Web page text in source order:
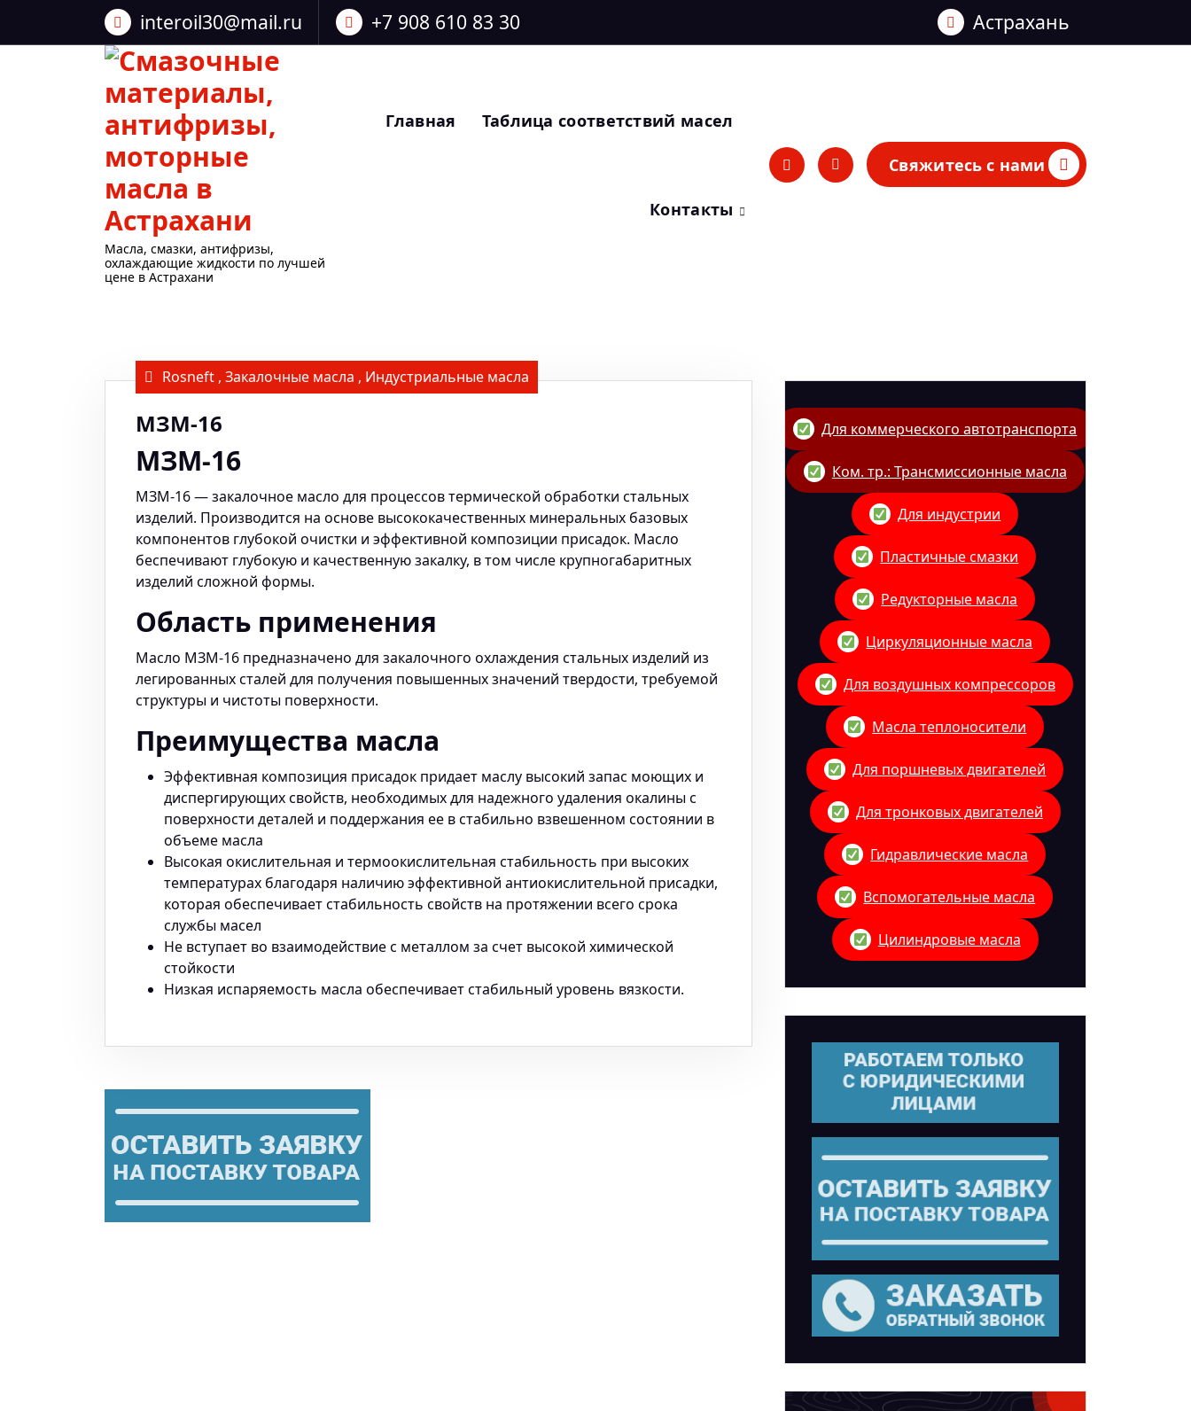
interoil30@mail.ru +7 908 610 83 30 Астрахань
Масла, смазки, антифризы,
охлаждающие жидкости по лучшей
цене в Астрахани
Главная Таблица соответствий масел
Контакты
Свяжитесь с нами
Rosneft , Закалочные масла , Индустриальные масла
МЗМ-16
МЗМ-16
МЗМ-16 — закалочное масло для процессов термической обработки стальных
изделий. Производится на основе высококачественных минеральных базовых
компонентов глубокой очистки и эффективной композиции присадок. Масло
беспечивают глубокую и качественную закалку, в том числе крупногабаритных
изделий сложной формы.
Область применения
Масло МЗМ-16 предназначено для закалочного охлаждения стальных изделий из
легированных сталей для получения повышенных значений твердости, требуемой
структуры и чистоты поверхности.
Преимущества масла
Эффективная композиция присадок придает маслу высокий запас моющих и
диспергирующих свойств, необходимых для надежного удаления окалины с
поверхности деталей и поддержания ее в стабильно взвешенном состоянии в
объеме масла
Высокая окислительная и термоокислительная стабильность при высоких
температурах благодаря наличию эффективной антиокислительной присадки,
которая обеспечивает стабильность свойств на протяжении всего срока
службы масел
Не вступает во взаимодействие с металлом за счет высокой химической
стойкости
Низкая испаряемость масла обеспечивает стабильный уровень вязкости.
Для коммерческого автотранспорта
Ком. тр.: Трансмиссионные масла
Для индустрии
Пластичные смазки
Редукторные масла
Циркуляционные масла
Для воздушных компрессоров
Масла теплоносители
Для поршневых двигателей
Для тронковых двигателей
Гидравлические масла
Вспомогательные масла
Цилиндровые масла